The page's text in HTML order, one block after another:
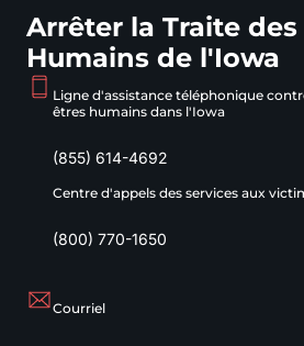
Arrêter la Traite des
Humains de l'Iowa
Ligne d'assistance téléphonique
êtres humains dans l'Iowa
(855) 614-4692
Centre d'appels des services aux
(800) 770-1650
Courriel